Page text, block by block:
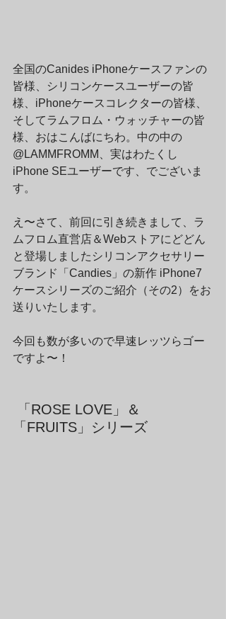
全国のCanides iPhoneケースファンの
皆様、シリコンケースユーザーの皆
様、iPhoneケースコレクターの皆様、
そしてラムフロム・ウォッチャーの皆
様、おはこんばにちわ。中の中の
@LAMMFROMM、実はわたくし
iPhone SEユーザーです、でございま
す。
え〜さて、前回に引き続きまして、ラ
ムフロム直営店＆Webストアにどどん
と登場しましたシリコンアクセサリー
ブランド「Candies」の新作 iPhone7
ケースシリーズのご紹介（その2）をお
送りいたします。
今回も数が多いので早速レッツらゴー
ですよ〜！
「ROSE LOVE」＆
「FRUITS」シリーズ